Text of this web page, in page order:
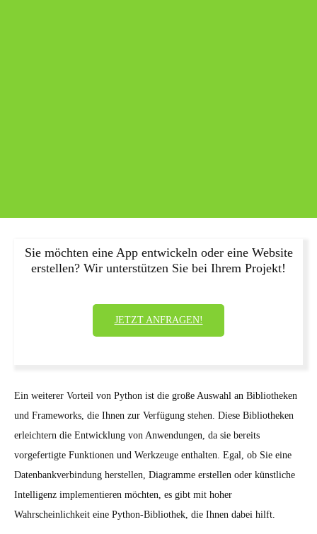
Sie möchten eine App entwickeln oder eine Website
erstellen? Wir unterstützen Sie bei Ihrem Projekt!
JETZT ANFRAGEN!
Ein weiterer Vorteil von Python ist die große Auswahl an Bibliotheken
und Frameworks, die Ihnen zur Verfügung stehen. Diese Bibliotheken
erleichtern die Entwicklung von Anwendungen, da sie bereits
vorgefertigte Funktionen und Werkzeuge enthalten. Egal, ob Sie eine
Datenbankverbindung herstellen, Diagramme erstellen oder künstliche
Intelligenz implementieren möchten, es gibt mit hoher
Wahrscheinlichkeit eine Python-Bibliothek, die Ihnen dabei hilft.